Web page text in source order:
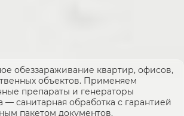
обеззараживание квартир, офисов,
объектов. Применяем
препараты и генераторы
— санитарная обработка с гарантией
пакетом документов.